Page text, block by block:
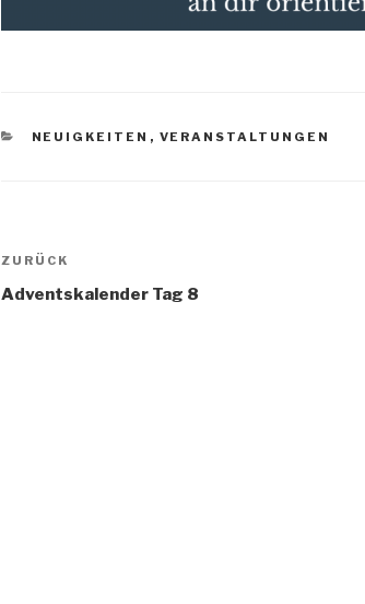
KATEGORIEN
NEUIGKEITEN , VERANSTALTUNGEN
Beitragsnavigation
Vorheriger
Beitrag
ZURÜCK
Adventskalender Tag 8